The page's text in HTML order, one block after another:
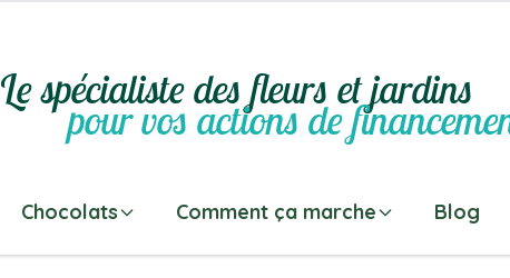
Le spécialiste des fleurs et jardins
pour vos actions de
Chocolats Comment ça marche Blog